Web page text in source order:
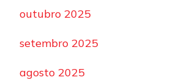
outubro 2025
setembro 2025
agosto 2025